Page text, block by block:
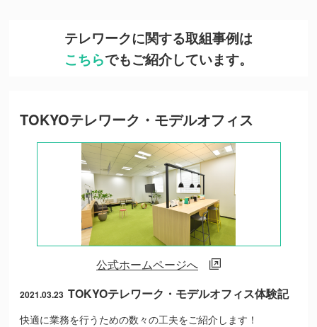
テレワークに関する取組事例は
こちらでもご紹介しています。
TOKYOテレワーク・モデルオフィス
公式ホームページへ
2021.03.23 TOKYOテレワーク・モデルオフィス体験記
快適に業務を行うための数々の工夫をご紹介します！